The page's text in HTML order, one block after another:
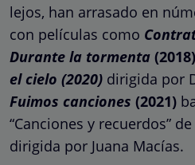
lejos, han arrasado en
con películas como
Durante la tormenta (2018)
el cielo (2020) dirigida por
Fuimos canciones (2021)
“Canciones y recuerdos”
dirigida por Juana Macías.